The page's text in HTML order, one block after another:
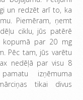
un redzēt arī to, ka
Piemēram, ņemt
ciklu, jūs patērē
kopumā par 20 mg
Pēc tam, jūs varētu
nedēļā par visu 8
izņēmuma
tikai divus